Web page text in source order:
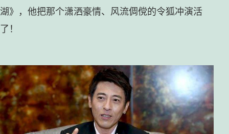
湖》，他把那个潇洒豪情、风流倜傥的令狐冲演活
了！